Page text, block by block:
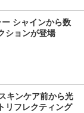
シャインから数
ションが登場
キンケア前から光
リフレクティング